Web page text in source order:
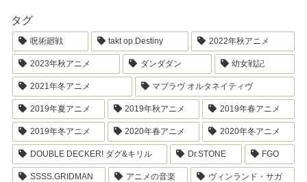
タグ
呪術廻戦 takt op.Destiny 2022年秋アニメ
2023年秋アニメ ダンダダン 幼女戦記
2021年冬アニメ マブラヴ オルタネイティヴ
2019年夏アニメ 2019年秋アニメ 2019年春アニメ
2019年冬アニメ 2020年春アニメ 2020年冬アニメ
DOUBLE DECKER! ダグ&キリル Dr.STONE FGO
SSSS.GRIDMAN アニメの音楽 ヴィンランド・サガ